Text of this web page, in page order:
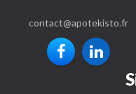
contact@apotekisto.fr